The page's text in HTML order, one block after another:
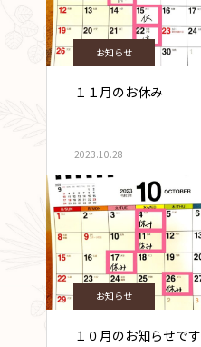
お知らせ
１１月のお休み
2023.10.28
お知らせ
１０月のお知らせです